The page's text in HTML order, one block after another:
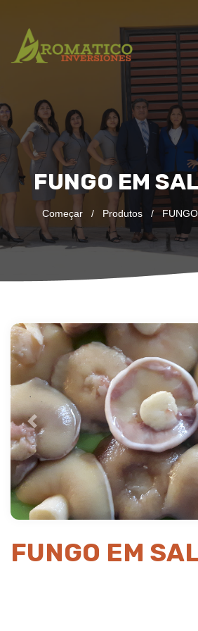
FUNGO EM
Começar / Produtos /
Previous
FUNGO EM